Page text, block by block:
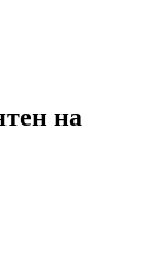
на